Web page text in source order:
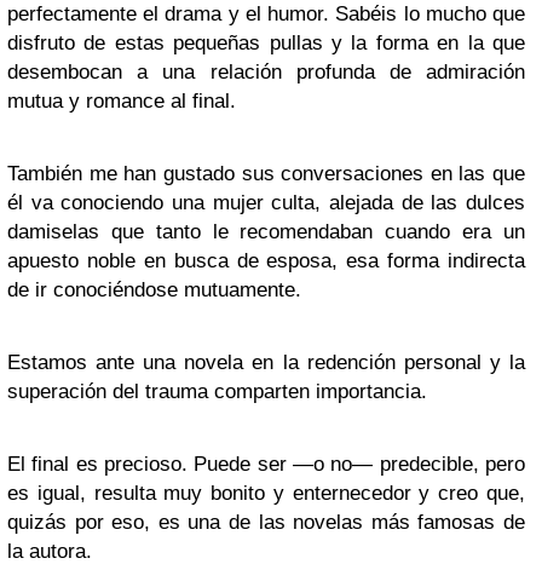
perfectamente el drama y el humor. Sabéis lo mucho que
disfruto de estas pequeñas pullas y la forma en la que
desembocan a una relación profunda de admiración
mutua y romance al final.
También me han gustado sus conversaciones en las que
él va conociendo una mujer culta, alejada de las dulces
damiselas que tanto le recomendaban cuando era un
apuesto noble en busca de esposa, esa forma indirecta
de ir conociéndose mutuamente.
Estamos ante una novela en la redención personal y la
superación del trauma comparten importancia.
El final es precioso. Puede ser —o no— predecible, pero
es igual, resulta muy bonito y enternecedor y creo que,
quizás por eso, es una de las novelas más famosas de
la autora.